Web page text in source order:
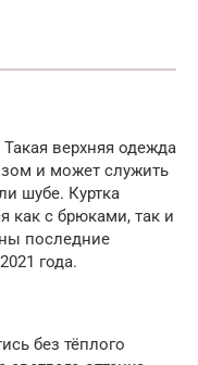
верхняя одежда
и может служить
шубе. Куртка
как с брюками, так и
последние
года.
без тёплого